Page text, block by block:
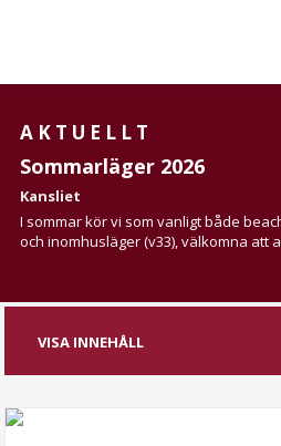
AKTUELLT
Sommarläger 2026
Kansliet
I sommar kör vi som vanligt både
och inomhusläger (v33), välkomna att
VISA INNEHÅLL